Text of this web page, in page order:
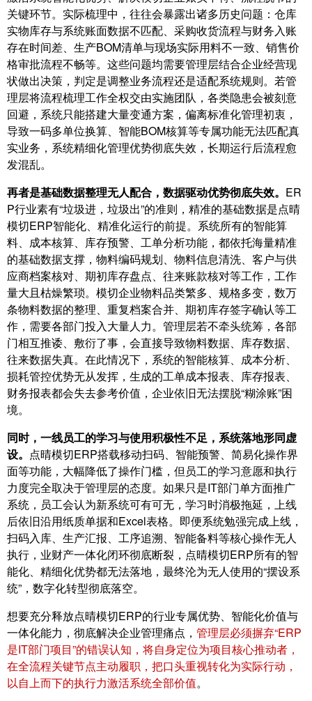
关键环节。实际梳理中，往往会暴露出诸多历史问题：仓库
实物库存与系统账面数据不匹配、采购收货流程与财务入账
存在时间差、生产BOM清单与现场实际用料不一致、销售价
格审批流程不畅等。这些问题均需要管理层结合企业经营现
状做出决策，判定是调整业务流程还是适配系统规则。若管
理层将流程梳理工作全权交由实施团队，各类隐患会被刻意
回避，系统只能搭建大量变通方案，偏离标准化管理初衷，
导致一码多单位换算、智能BOM核算等专属功能无法匹配真
实业务，系统精细化管理优势彻底失效，长期运行后流程愈
发混乱。
再者是基础数据整理无人配合，数据驱动优势彻底失效。 ER
P行业素有“垃圾进，垃圾出”的准则，精准的基础数据是点晴
模切ERP智能化、精准化运行的前提。系统所有的智能算
料、成本核算、库存预警、工单分析功能，都依托海量精准
的基础数据支撑，物料编码规划、物料信息清洗、客户与供
应商档案核对、期初库存盘点、往来账款核对等工作，工作
量大且枯燥繁琐。模切企业物料品类繁多、规格多变，数万
条物料数据的整理、重复档案合并、期初库存签字确认等工
作，需要各部门投入大量人力。管理层若不牵头统筹，各部
门相互推诿、敷衍了事，会直接导致物料数据、库存数据、
往来数据失真。在此情况下，系统的智能核算、成本分析、
损耗管控优势无从发挥，生成的工单成本报表、库存报表、
财务报表都会失去参考价值，企业依旧无法摆脱“糊涂账”困
境。
同时，一线员工的学习与使用积极性不足，系统落地形同虚
设。 点晴模切ERP搭载移动扫码、智能预警、简易化操作界
面等功能，大幅降低了操作门槛，但员工的学习意愿和执行
力度完全取决于管理层的态度。如果只是IT部门单方面推广
系统，员工会认为新系统可有可无，学习时消极拖延，上线
后依旧沿用纸质单据和Excel表格。即便系统勉强完成上线，
扫码入库、生产汇报、工序追溯、智能备料等核心操作无人
执行，业财产一体化闭环彻底断裂，点晴模切ERP所有的智
能化、精细化优势都无法落地，最终沦为无人使用的“摆设系
统”，数字化转型彻底落空。
想要充分释放点晴模切ERP的行业专属优势、智能化价值与
一体化能力，彻底解决企业管理痛点， 管理层必须摒弃“ERP
是IT部门项目”的错误认知，将自身定位为项目核心推动者，
在全流程关键节点主动履职，把口头重视转化为实际行动，
以自上而下的执行力激活系统全部价值。